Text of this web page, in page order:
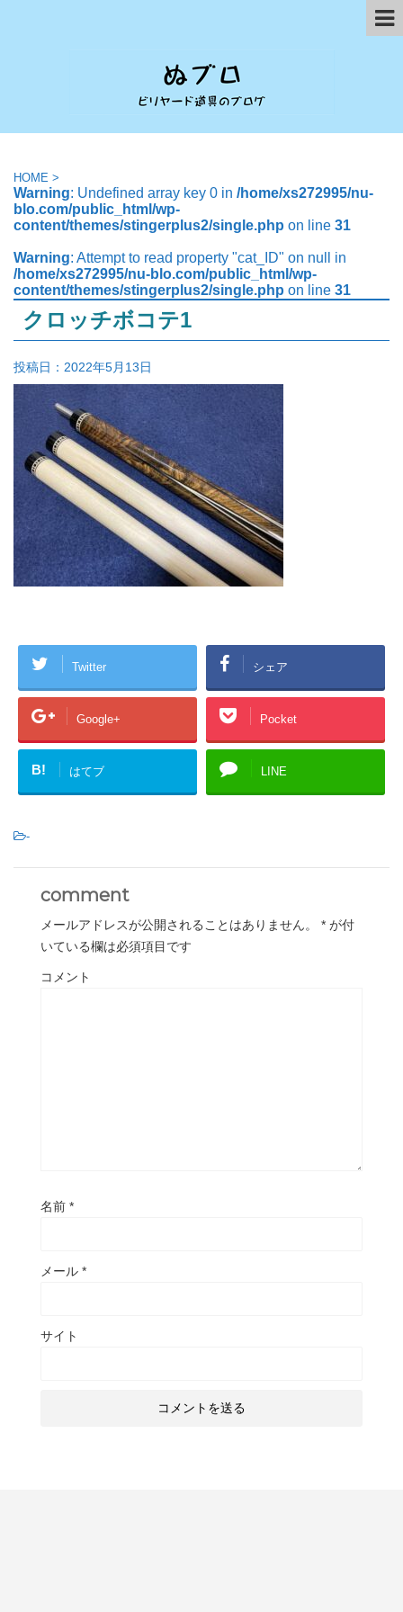
HOME >
Warning: Undefined array key 0 in /home/xs272995/nu-
blo.com/public_html/wp-
content/themes/stingerplus2/single.php on line 31
Warning: Attempt to read property "cat_ID" on null in
/home/xs272995/nu-blo.com/public_html/wp-
content/themes/stingerplus2/single.php on line 31
クロッチボコテ1
投稿日： 2022年5月13日
Twitter シェア
Google+ Pocket
B! はてブ LINE
-
comment
メールアドレスが公開されることはありません。 * が付
いている欄は必須項目です
コメント
名前 *
メール *
サイト